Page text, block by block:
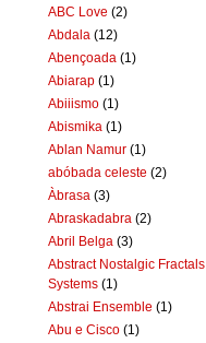
ABC Love (2)
Abdala (12)
Abençoada (1)
Abiarap (1)
Abiiismo (1)
Abismika (1)
Ablan Namur (1)
abóbada celeste (2)
Àbrasa (3)
Abraskadabra (2)
Abril Belga (3)
Abstract Nostalgic Fractals
Systems (1)
Abstrai Ensemble (1)
Abu e Cisco (1)